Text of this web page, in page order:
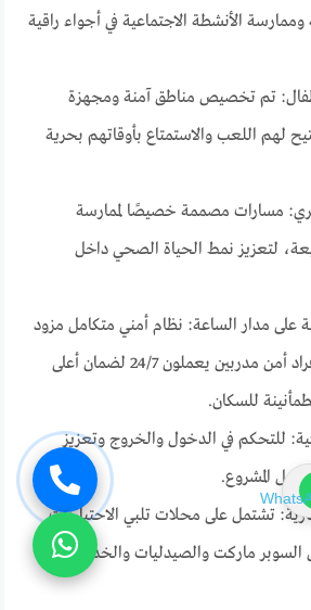
الأنشطة الاجتماعية في أجواء راقية
تم تخصيص مناطق آمنة ومجهزة
لهم اللعب والاستمتاع بأوقاتهم بحرية
مسارات مصممة خصيصًا لممارسة
لتعزيز نمط الحياة الصحي داخل
مدار الساعة: نظام أمني متكامل مزود
بكاميرات مراقبة وأفراد أمن مدربين يعملون 24/7 لضمان أعلى
للسكان.
للتحكم في الدخول والخروج وتعزيز
المشروع.
تشتمل على محلات تلبي الاحتياجات
السوبر ماركت والصيدليات والخدمات